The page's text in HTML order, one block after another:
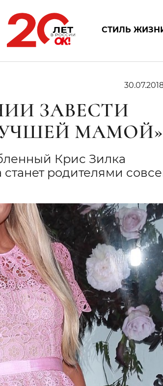
СТИЛЬ
ЗАВЕСТИ
МАМОЙ»
Крис Зилка
родителями